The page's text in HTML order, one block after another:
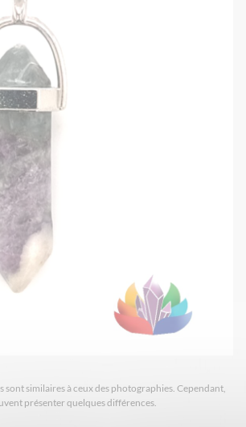
similaires à ceux des photographies. Cependant,
présenter quelques différences.